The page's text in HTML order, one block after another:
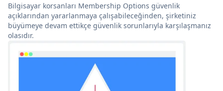
Bilgisayar korsanları Membership Options güvenlik
açıklarından yararlanmaya çalışabileceğinden, şirketiniz
büyümeye devam ettikçe güvenlik sorunlarıyla karşılaşmanız
olasıdır.